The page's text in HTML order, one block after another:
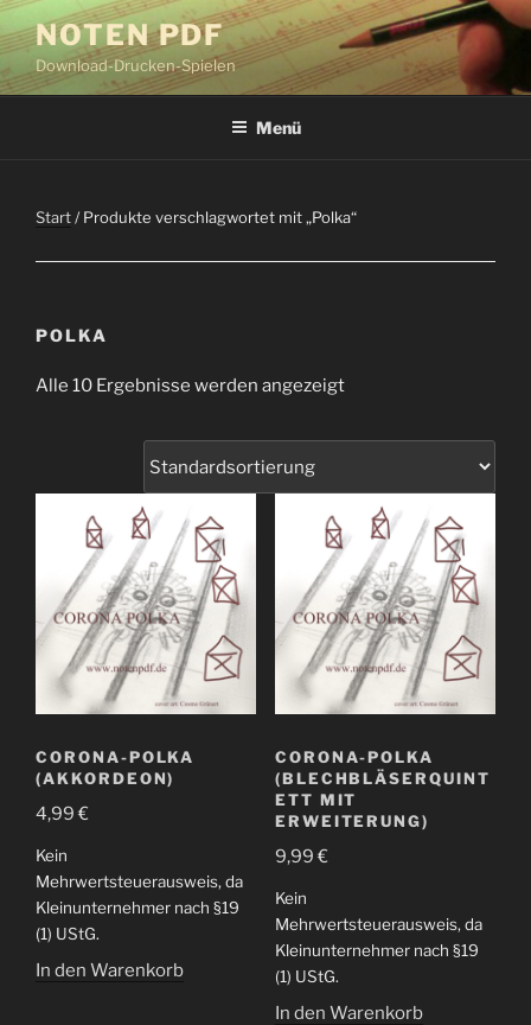
Zum
Inhalt
springen
NOTEN PDF
Download-Drucken-Spielen
Menü
Start/ Produkte verschlagwortet mit „Polka“
POLKA
Alle 10 Ergebnisse werden angezeigt
CORONA-POLKA
(AKKORDEON)
4,99€
Kein
Mehrwertsteuerausweis, da
Kleinunternehmer nach §19
(1) UStG.
In den Warenkorb
CORONA-POLKA
(BLECHBLÄSERQUINT
ETT MIT
ERWEITERUNG)
9,99€
Kein
Mehrwertsteuerausweis, da
Kleinunternehmer nach §19
(1) UStG.
In den Warenkorb